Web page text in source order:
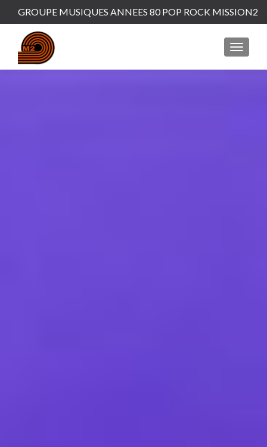
GROUPE MUSIQUES ANNEES 80 POP ROCK MISSION2